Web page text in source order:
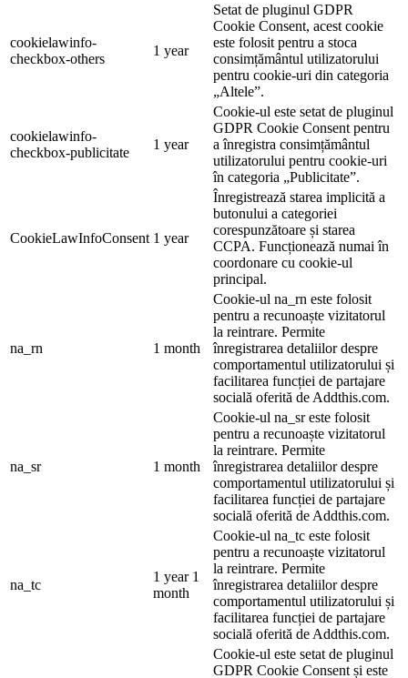
cookielawinfo-
checkbox-others
1 year
Setat de pluginul GDPR
Cookie Consent, acest cookie
este folosit pentru a stoca
consimțământul utilizatorului
pentru cookie-uri din categoria
„Altele”.
cookielawinfo-
checkbox-publicitate
1 year
Cookie-ul este setat de pluginul
GDPR Cookie Consent pentru
a înregistra consimțământul
utilizatorului pentru cookie-uri
în categoria „Publicitate”.
CookieLawInfoConsent 1 year
Înregistrează starea implicită a
butonului a categoriei
corespunzătoare și starea
CCPA. Funcționează numai în
coordonare cu cookie-ul
principal.
na_rn 1 month
Cookie-ul na_rn este folosit
pentru a recunoaște vizitatorul
la reintrare. Permite
înregistrarea detaliilor despre
comportamentul utilizatorului și
facilitarea funcției de partajare
socială oferită de Addthis.com.
na_sr 1 month
Cookie-ul na_sr este folosit
pentru a recunoaște vizitatorul
la reintrare. Permite
înregistrarea detaliilor despre
comportamentul utilizatorului și
facilitarea funcției de partajare
socială oferită de Addthis.com.
na_tc
1 year 1
month
Cookie-ul na_tc este folosit
pentru a recunoaște vizitatorul
la reintrare. Permite
înregistrarea detaliilor despre
comportamentul utilizatorului și
facilitarea funcției de partajare
socială oferită de Addthis.com.
Cookie-ul este setat de pluginul
GDPR Cookie Consent și este